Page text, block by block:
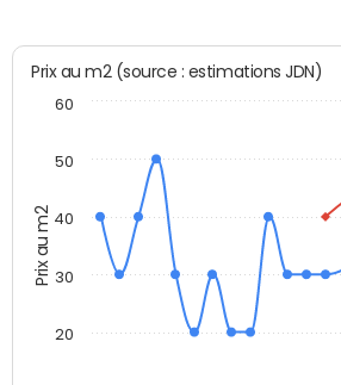
Prix au m2
Prix au m2 (source : estimations JDN)
20
30
40
50
60